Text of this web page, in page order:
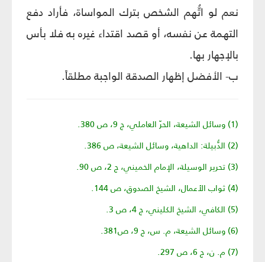
نعم لو اتُّهم الشخص بترك المواساة، فأراد دفع
التهمة عن نفسه، أو قصد اقتداء غيره به فلا بأس
بالإجهار بها.
ب- الأفضل إظهار الصدقة الواجبة مطلقاً.
(1) وسائل الشيعة، الحرّ العاملي، ج 9، ص 380.
(2) الدُّبيلة: الداهية، وسائل الشيعة، ص 386.
(3) تحرير الوسيلة، الإمام الخميني، ج 2، ص 90.
(4) ثواب الأعمال، الشيخ الصدوق، ص 144.
(5) الكافي، الشيخ الكليني، ج 4، ص 3.
(6) وسائل الشيعة، م. س، ج 9، ص381.
(7) م. ن، ج 6، ص 297.